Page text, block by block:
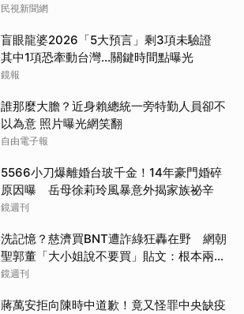
民視新聞網
盲眼龍婆2026「5大預言」剩3項未驗證
其中1項恐牽動台灣...關鍵時間點曝光
鏡報
誰那麼大膽？近身賴總統一旁特勤人員卻不
以為意 照片曝光網笑翻
自由電子報
5566小刀爆離婚台玻千金！14年豪門婚碎
原因曝 岳母徐莉玲風暴意外揭家族祕辛
鏡週刊
洗記憶？慈濟買BNT遭詐綠狂轟在野 網朝
聖郭董「大小姐說不要買」貼文：根本兩碼
事
鏡週刊
蔣萬安拒向陳時中道歉！竟又怪罪中央缺疫